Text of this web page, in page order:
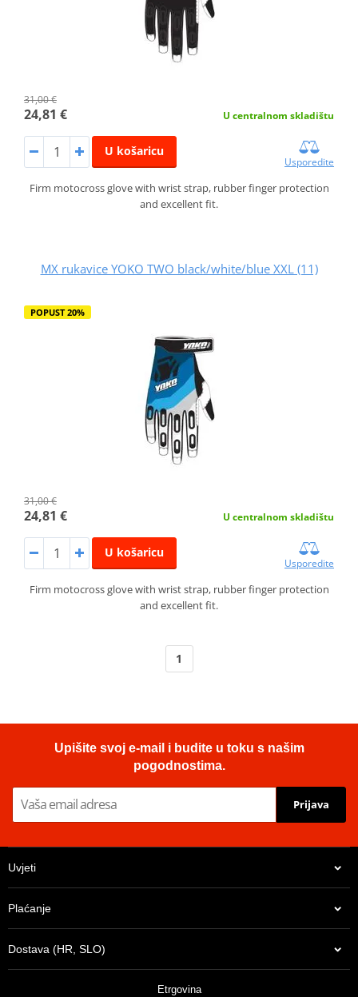
31,00 €
24,81 € U centralnom skladištu
U košaricu
Usporedite
Firm motocross glove with wrist strap, rubber finger protection
and excellent fit.
MX rukavice YOKO TWO black/white/blue XXL (11)
POPUST 20%
31,00 €
24,81 € U centralnom skladištu
U košaricu
Usporedite
Firm motocross glove with wrist strap, rubber finger protection
and excellent fit.
1
Upišite svoj e-mail i budite u toku s našim
pogodnostima.
Prijava
Uvjeti
Plaćanje
Dostava (HR, SLO)
Etrgovina